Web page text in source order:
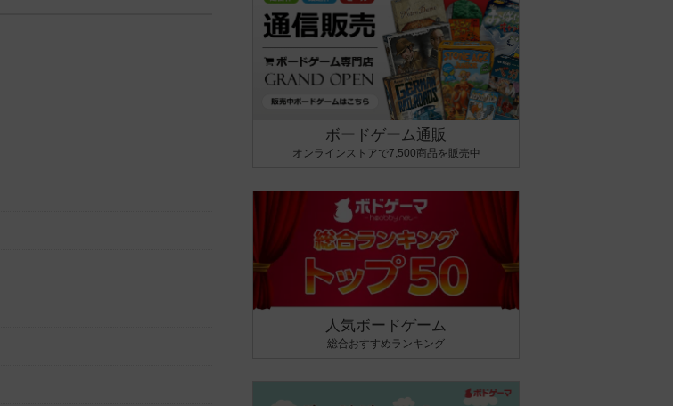
ボードゲーム通販
オンラインストアで7,500商品を販売中
人気ボードゲーム
総合おすすめランキング